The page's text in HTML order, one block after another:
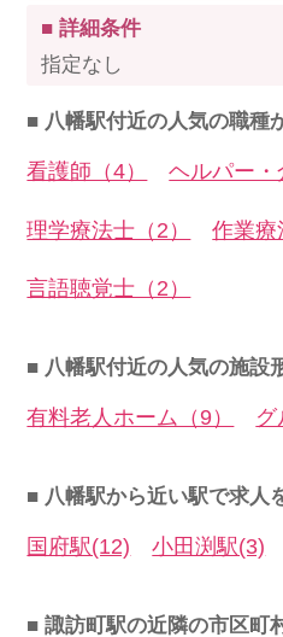
■ 詳細条件
指定なし
■ 八幡駅付近の人気の職種
看護師（4） ヘルパー・
理学療法士（2） 作業療
言語聴覚士（2）
■ 八幡駅付近の人気の施設
有料老人ホーム（9） グ
■ 八幡駅から近い駅で求人
国府駅(12) 小田渕駅(3)
■ 諏訪町駅の近隣の市区町